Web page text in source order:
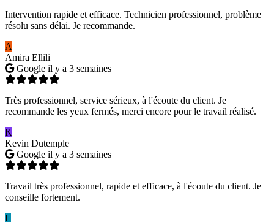
Intervention rapide et efficace. Technicien professionnel, problème
résolu sans délai. Je recommande.
A
Amira Ellili
Google il y a 3 semaines
Très professionnel, service sérieux, à l'écoute du client. Je
recommande les yeux fermés, merci encore pour le travail réalisé.
K
Kevin Dutemple
Google il y a 3 semaines
Travail très professionnel, rapide et efficace, à l'écoute du client. Je
conseille fortement.
L